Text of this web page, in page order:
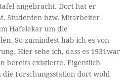
angebracht. Dort hat er
Studenten bzw. Mitarbeiter
Hafelekar um die
So zumindest hab ich es von
Hier sehe ich, dass es 1931war
bereits existierte. Eigentlich
die Forschungsstation dort wohl